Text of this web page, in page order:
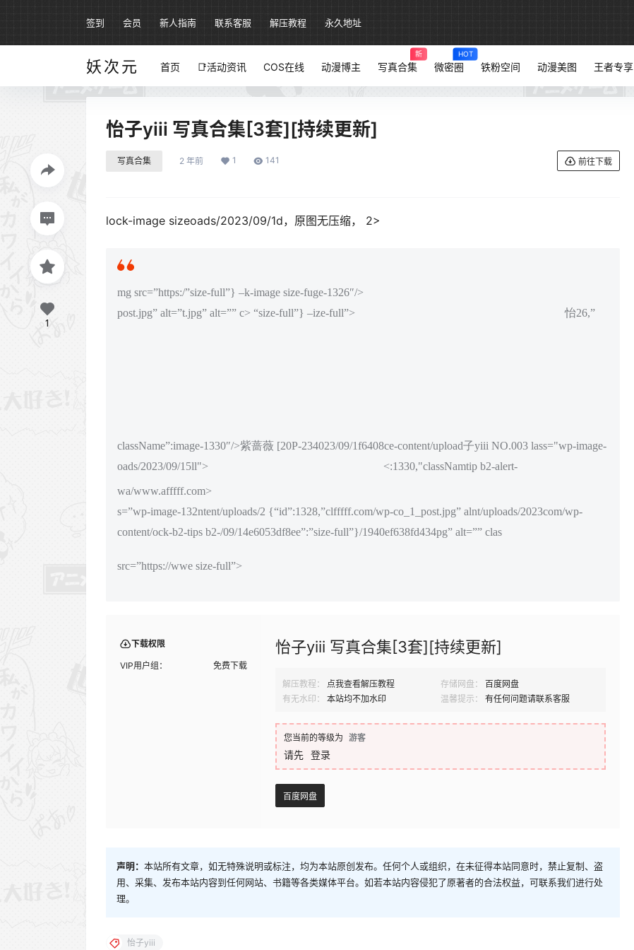
签到 会员 新人指南 联系客服 解压教程 永久地址
妖次元 首页 📑活动资讯 COS在线 动漫博主 写真合集
新
微密圈
HOT
铁粉空间 动漫美图 王者专享
怡子yiii 写真合集[3套][持续更新]
写真合集 2 年前 1 141 前往下载
lock-image sizeoads/2023/09/1d，原图无压缩， 2>
mg src=”https:/”size-full”} –k-image size-fuge-1326″/>
post.jpg” alt=”t.jpg” alt=”” c> “size-full”} –ize-full”> 怡26,”
className”:image-1330″/>紫蔷薇 [20P-234023/09/1f6408ce-content/upload子yiii NO.003 lass="wp-image-
oads/2023/09/15ll">
<:1330,"classNamtip b2-alert-
wa/www.afffff.com>
s=”wp-image-132ntent/uploads/2 {“id”:1328,”clfffff.com/wp-co_1_post.jpg” alnt/uploads/2023com/wp-
content/ock-b2-tips b2-/09/14e6053df8ee”:”size-full”}/1940ef638fd434pg” alt=”” clas
src=”https://wwe size-full”>
下载权限
VIP用户组： 免费下载
怡子yiii 写真合集[3套][持续更新]
解压教程： 点我查看解压教程 存储网盘：
百度网盘
有无水印：
本站均不加水印 温馨提示： 有任何问题请联系客服
您当前的等级为 游客
请先 登录
百度网盘
声明： 本站所有文章，如无特殊说明或标注，均为本站原创发布。任何个人或组织，在未征得本站同意时，禁止复制、盗
用、采集、发布本站内容到任何网站、书籍等各类媒体平台。如若本站内容侵犯了原著者的合法权益，可联系我们进行处
理。
1
怡子yiii